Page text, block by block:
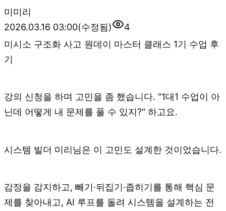
미미리
2026.03.16 03:00(수정됨)
4
미시소 구조화 사고 원데이 마스터 클래스 1기 수업 후
기
강의 신청을 하며 고민을 좀 했습니다. "1대1 수업이 아
닌데 어떻게 내 문제를 풀 수 있지?" 하고요.
시스템 빌더 미리님은 이 고민도 설계한 것이었습니다.
감정을 감지하고, 빼기·뒤집기·좁히기를 통해 핵심 문
제를 찾아내고, AI 루프를 돌려 시스템을 설계하는 전